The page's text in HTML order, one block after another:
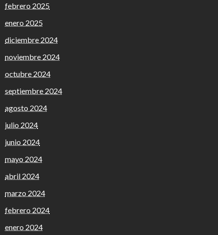
febrero 2025
enero 2025
diciembre 2024
noviembre 2024
octubre 2024
septiembre 2024
agosto 2024
julio 2024
junio 2024
mayo 2024
abril 2024
marzo 2024
febrero 2024
enero 2024